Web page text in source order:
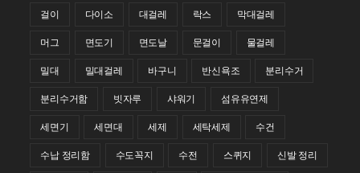
걸이 다이소 대걸레 락스 막대걸레
머그 면도기 면도날 문걸이 물걸레
밀대 밀대걸레 바구니 반신욕조 분리수거
분리수거함 빗자루 샤워기 섬유유연제
세면기 세면대 세제 세탁세제 수건
수납 정리함 수도꼭지 수전 스퀴지 신발 정리